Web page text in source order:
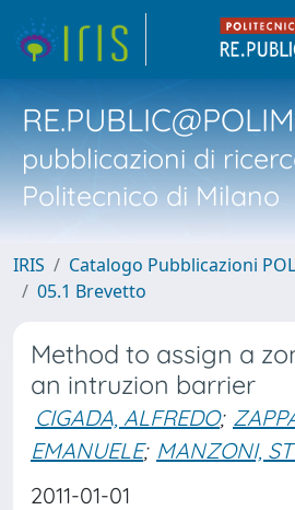
pubblicazioni di
Politecnico di Milano
IRIS Catalogo Pubblicazioni
05.1 Brevetto
Method to assign a
an intruzion barrier
CIGADA, ALFREDO;
EMANUELE; MANZONI,
2011-01-01